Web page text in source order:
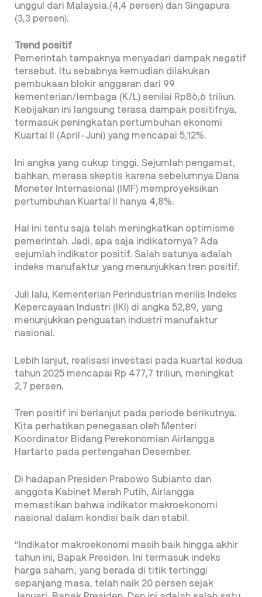
unggul dari Malaysia.(4,4 persen) dan Singapura
(3,3 persen).
Trend positif
Pemerintah tampaknya menyadari dampak negatif
tersebut. Itu sebabnya kemudian dilakukan
pembukaan blokir anggaran dari 99
kementerian/lembaga (K/L) senilai Rp86,6 triliun.
Kebijakan ini langsung terasa dampak positifnya,
termasuk peningkatan pertumbuhan ekonomi
Kuartal II (April-Juni) yang mencapai 5,12%.
Ini angka yang cukup tinggi. Sejumlah pengamat,
bahkan, merasa skeptis karena sebelumnya Dana
Moneter Internasional (IMF) memproyeksikan
pertumbuhan Kuartal II hanya 4,8%.
Hal ini tentu saja telah meningkatkan optimisme
pemerintah. Jadi, apa saja indikatornya? Ada
sejumlah indikator positif. Salah satunya adalah
indeks manufaktur yang menunjukkan tren positif.
Juli lalu, Kementerian Perindustrian merilis Indeks
Kepercayaan Industri (IKI) di angka 52,89, yang
menunjukkan penguatan industri manufaktur
nasional.
Lebih lanjut, realisasi investasi pada kuartal kedua
tahun 2025 mencapai Rp 477,7 triliun, meningkat
2,7 persen.
Tren positif ini berlanjut pada periode berikutnya.
Kita perhatikan penegasan oleh Menteri
Koordinator Bidang Perekonomian Airlangga
Hartarto pada pertengahan Desember.
Di hadapan Presiden Prabowo Subianto dan
anggota Kabinet Merah Putih, Airlangga
memastikan bahwa indikator makroekonomi
nasional dalam kondisi baik dan stabil.
“Indikator makroekonomi masih baik hingga akhir
tahun ini, Bapak Presiden. Ini termasuk indeks
harga saham, yang berada di titik tertinggi
sepanjang masa, telah naik 20 persen sejak